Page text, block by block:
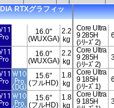
RTXグラフィッ
16.0"
(WUXGA)
2.2
kg
Core Ultra
9 285H
(ｼﾘｰｽﾞ2)
16.0"
(WUXGA)
2.2
kg
Core Ultra
9 285H
(ｼﾘｰｽﾞ2)
15.6"
(フルHD)
1.8
kg
Core Ultra
9 185H
(ｼﾘｰｽﾞ1)
15.6"
(フルHD)
1.8
kg
Core Ultra
9 185H